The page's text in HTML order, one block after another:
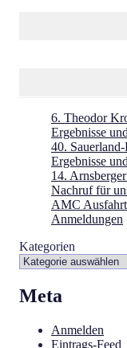
6. Theodor
Ergebnisse
40.
Ergebnisse
14.
Nachruf für
AMC
Anmeldungen
Kategorien
Meta
Anmelden
Eintrags-Feed